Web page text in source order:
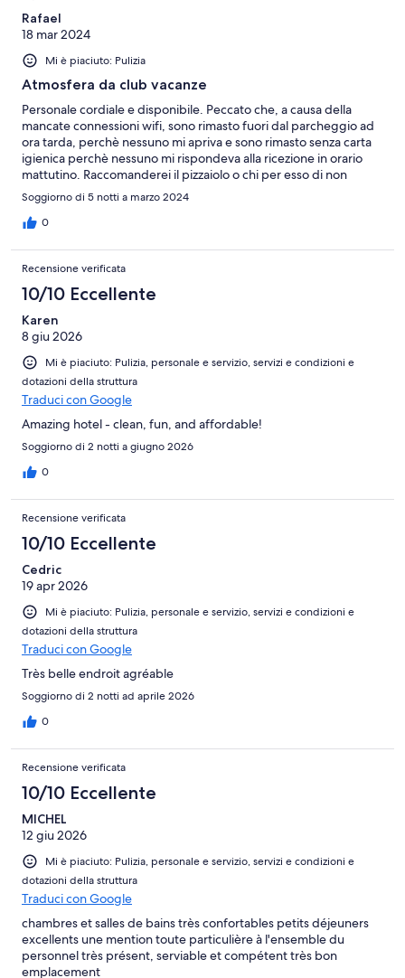
Rafael
18 mar 2024
Mi è piaciuto: Pulizia
Atmosfera da club vacanze
Personale cordiale e disponibile. Peccato che, a causa della
mancate connessioni wifi, sono rimasto fuori dal parcheggio ad
ora tarda, perchè nessuno mi apriva e sono rimasto senza carta
igienica perchè nessuno mi rispondeva alla ricezione in orario
mattutino. Raccomanderei il pizzaiolo o chi per esso di non
starnutire platealmente in cucina ! Dopo il COVID non mi sembra
molto ingienico e rispettoso per i clienti.
Soggiorno di 5 notti a marzo 2024
0
Recensione verificata
10/10 Eccellente
Karen
8 giu 2026
Mi è piaciuto: Pulizia, personale e servizio, servizi e condizioni e
dotazioni della struttura
Traduci con Google
Amazing hotel - clean, fun, and affordable!
Soggiorno di 2 notti a giugno 2026
0
Recensione verificata
10/10 Eccellente
Cedric
19 apr 2026
Mi è piaciuto: Pulizia, personale e servizio, servizi e condizioni e
dotazioni della struttura
Traduci con Google
Très belle endroit agréable
Soggiorno di 2 notti ad aprile 2026
0
Recensione verificata
10/10 Eccellente
MICHEL
12 giu 2026
Mi è piaciuto: Pulizia, personale e servizio, servizi e condizioni e
dotazioni della struttura
Traduci con Google
chambres et salles de bains très confortables petits déjeuners
excellents une mention toute particulière à l'ensemble du
personnel très présent, serviable et compétent très bon
emplacement